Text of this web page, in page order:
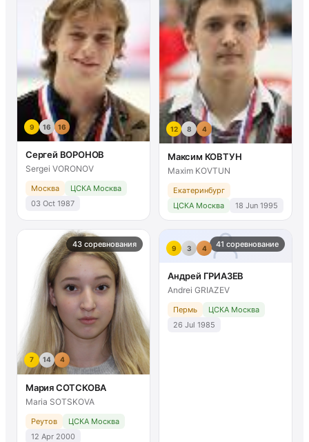
9 16 16
Сергей ВОРОНОВ
Sergei VORONOV
Москва
ЦСКА Москва
03 Oct 1987
12 8 4
Максим КОВТУН
Maxim KOVTUN
Екатеринбург
ЦСКА Москва
18 Jun 1995
43 соревнования
7 14 4
Мария СОТСКОВА
Maria SOTSKOVA
Реутов
ЦСКА Москва
12 Apr 2000
41 соревнование
9 3 4
Андрей ГРИАЗЕВ
Andrei GRIAZEV
Пермь
ЦСКА Москва
26 Jul 1985